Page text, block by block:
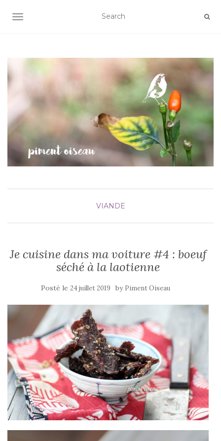
AFFICHER/MASQUER LA NAVIGATION
VIANDE
Je cuisine dans ma voiture #4 : boeuf
séché à la laotienne
Posté le 24 juillet 2019 by Piment Oiseau